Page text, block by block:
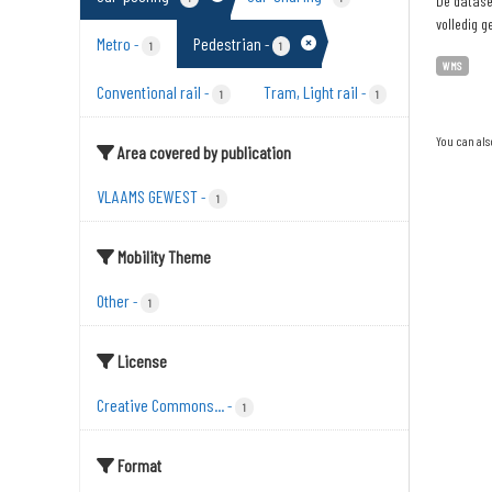
Metro - 1 Pedestrian - 1
Conventional rail - 1 Tram, Light rail - 1
Area covered by publication
VLAAMS GEWEST- 1
Mobility Theme
Other- 1
License
Creative Commons...- 1
Format
volledig
WMS
You can